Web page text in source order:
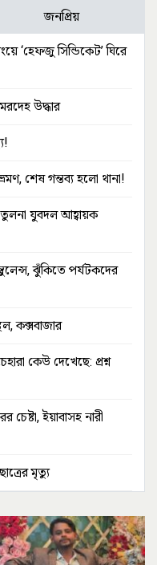
জনপ্রিয়
‘হেফজু সিন্ডিকেট’ ঘিরে
উদ্ধার
শেষ গন্তব্য হলো থানা!
যুবদল আহ্বায়ক
ঝুঁকিতে পর্যটকদের
কক্সবাজার
কেউ দেখেছে: প্রশ্ন
চেষ্টা, ইয়াবাসহ নারী
মৃত্যু